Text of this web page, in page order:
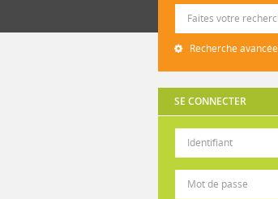
Recherche avancée
SE CONNECTER